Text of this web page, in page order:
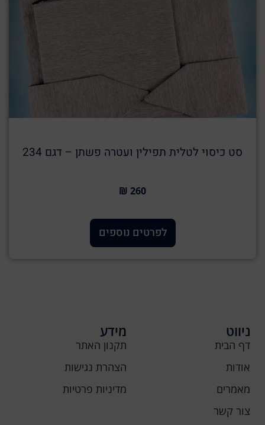
סט כיסוי לטלית תפילין ועטרה פשתן – דגם 234
260 ₪
לפרטים נוספים
ניווט
דף הבית
אודות
מאמרים
צור קשר
מידע
תקנון האתר
הצהרת נגישות
מדיניות פרטיות